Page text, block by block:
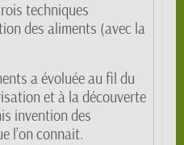
techniques
des aliments (avec la
a évoluée au fil du
et à la découverte
invention des
l’on connait.